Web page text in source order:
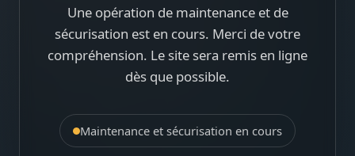
Une opération de maintenance et de
sécurisation est en cours. Merci de votre
compréhension. Le site sera remis en ligne
dès que possible.
Maintenance et sécurisation en cours